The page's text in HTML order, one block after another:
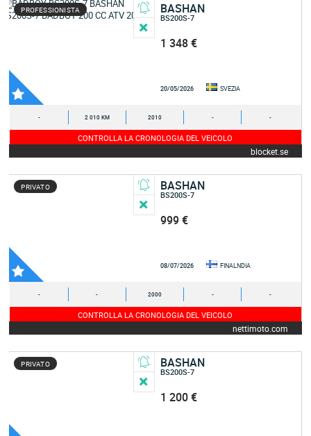
PROFESSIONISTA BASHAN
BS200S-7
1 348 €
20/05/2026 SVEZIA
- 2 010 KM 2010 - -
CONTROLLA LA CRONOLOGIA DEL VEICOLO
blocket.se
PRIVATO BASHAN
BS200S-7
999 €
08/07/2026 FINALNDIA
- - 2000 - -
CONTROLLA LA CRONOLOGIA DEL VEICOLO
nettimoto.com
PRIVATO BASHAN
BS200S-7
1 200 €